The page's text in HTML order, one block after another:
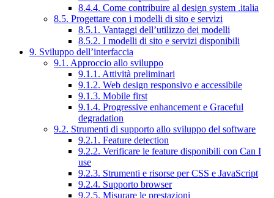
8.4.4. Come contribuire al design system .italia
8.5. Progettare con i modelli di sito e servizi
8.5.1. Vantaggi dell’utilizzo dei modelli
8.5.2. I modelli di sito e servizi disponibili
9. Sviluppo dell’interfaccia
9.1. Approccio allo sviluppo
9.1.1. Attività preliminari
9.1.2. Web design responsivo e accessibile
9.1.3. Mobile first
9.1.4. Progressive enhancement e Graceful
degradation
9.2. Strumenti di supporto allo sviluppo del software
9.2.1. Feature detection
9.2.2. Verificare le feature disponibili con Can I
use
9.2.3. Strumenti e risorse per CSS e JavaScript
9.2.4. Supporto browser
9.2.5. Misurare le prestazioni